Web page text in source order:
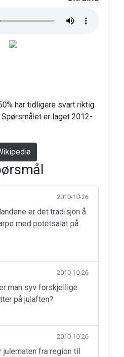
har tidligere svart riktig
er laget 2012-
2010-10-26
er det tradisjon å
med potetsalat på
2010-10-26
man syv forskjellige
på julaften?
2010-10-26
julematen fra region til